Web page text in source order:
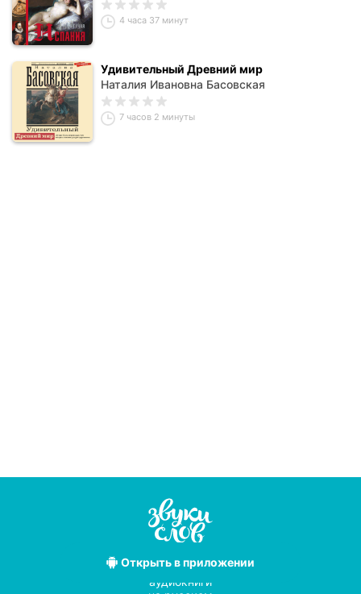
4 часа 37 минут
Удивительный Древний мир
Наталия Ивановна Басовская
7 часов 2 минуты
Открытьв приложении
Лучшие
аудиокниги